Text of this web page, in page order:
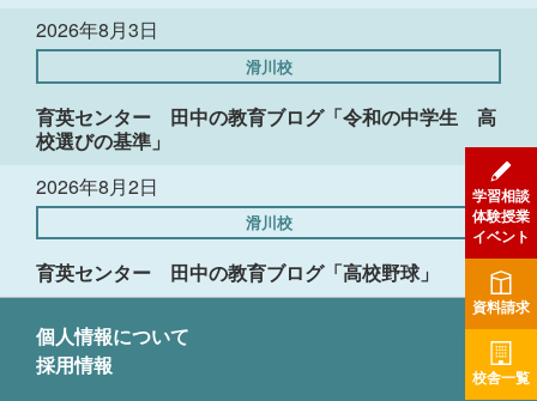
2026年8月3日
滑川校
育英センター 田中の教育ブログ「令和の中学生 高
校選びの基準」
2026年8月2日
滑川校
育英センター 田中の教育ブログ「高校野球」
個人情報について
採用情報
学習相談
体験授業
イベント
資料請求
校舎一覧